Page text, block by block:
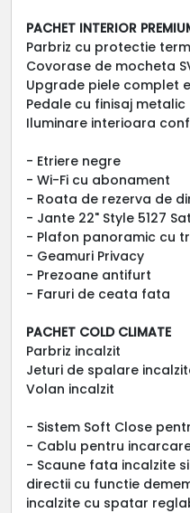
PACHET INTERIOR
Parbriz cu protectie
Covorase de mocheta
Upgrade piele complet
Pedale cu finisaj metalic
Iluminare interioara
- Etriere negre
- Wi-Fi cu abonament
- Roata de rezerva de
- Jante 22" Style 5127
- Plafon panoramic cu
- Geamuri Privacy
- Prezoane antifurt
- Faruri de ceata fata
PACHET COLD CLIMATE
Parbriz incalzit
Jeturi de spalare
Volan incalzit
- Sistem Soft Close
- Cablu pentru
- Scaune fata incalzite
directii cu functie
incalzite cu spatar